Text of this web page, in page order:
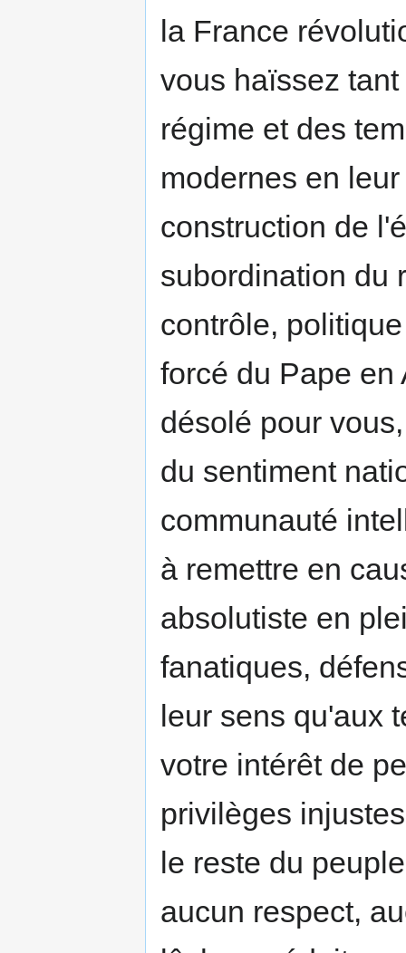
la France
vous haïssez
régime et des
modernes en
construction de
subordination du
contrôle,
forcé du Pape
désolé pour
du sentiment
communauté
à remettre en
absolutiste en
fanatiques,
leur sens qu'aux
votre intérêt de
privilèges
le reste du
aucun respect,